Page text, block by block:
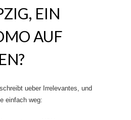
EIN
AUF
ueber Irrelevantes, und
einfach weg: